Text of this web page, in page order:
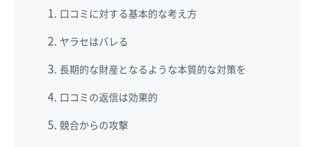
口コミに対する基本的な考え方
ヤラセはバレる
長期的な財産となるような本質的な対策を
口コミの返信は効果的
競合からの攻撃